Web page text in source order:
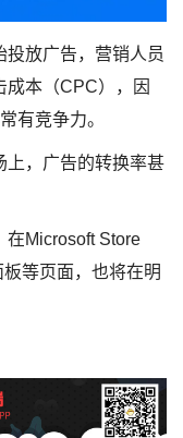
放广告，营销人员
成本（CPC），因
有竞争力。
上，广告的转换率甚
在Microsoft Store
等页面，也将在明